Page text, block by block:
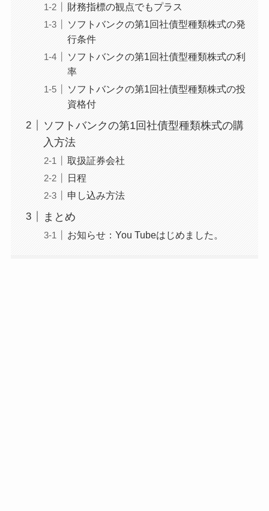
財務指標の観点でもプラス
ソフトバンクの第1回社債型種類株式の発
行条件
ソフトバンクの第1回社債型種類株式の利
率
ソフトバンクの第1回社債型種類株式の投
資格付
ソフトバンクの第1回社債型種類株式の購
入方法
取扱証券会社
日程
申し込み方法
まとめ
お知らせ：You Tubeはじめました。